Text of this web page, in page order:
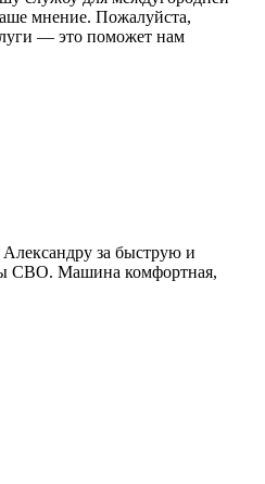
мнение. Пожалуйста,
— это поможет нам
за быструю и
СВО. Машина комфортная,